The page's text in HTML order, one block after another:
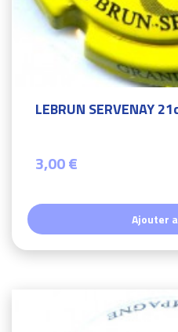
LEBRUN SERVENAY
3,00 €
Ajouter